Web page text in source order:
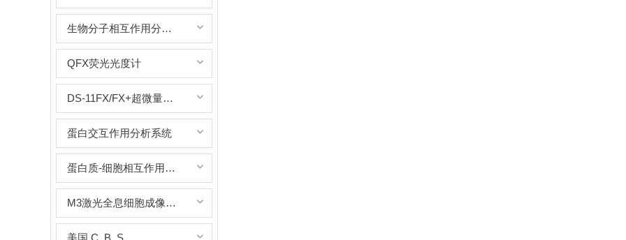
生物分子相互作用分析系统
QFX荧光光度计
DS-11FX/FX+超微量分光/荧光光度计
蛋白交互作用分析系统
蛋白质-细胞相互作用实时定量分析系统
M3激光全息细胞成像及分析系统
美国 C. B. S